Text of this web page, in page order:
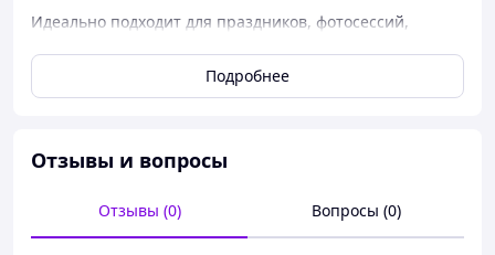
Идеально подходит для праздников, фотосессий,
смотрится очень эффектно и придает десерту
завершенный вид.
✔ Возможность имен, дат, надписей
✔ Подходит для тортов и десертов
Желаем изготовить индивидуальный дизайн — любую
Подробнее
Отзывы и вопросы
Отзывы (0) Вопросы (0)